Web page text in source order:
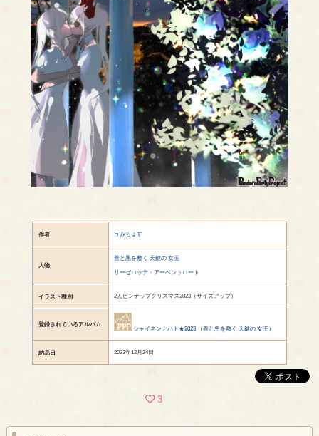
作者 うみちょす
人物
善と悪を敷く 天鍵の 女王
リーゼロッテ・アーベントロート
イラスト種別 2人ピンナップクリスマス2023（サイズアップ）
登録されているアルバム
シャイネンナハト★2023（善と悪を敷く 天鍵の 女王）
納品日 2023年12月24日
3